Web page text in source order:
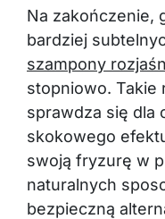
Na zakończenie,
bardziej
szampony
stopniowo. Takie
sprawdza się dla
skokowego
swoją fryzurę w
naturalnych
bezpieczną